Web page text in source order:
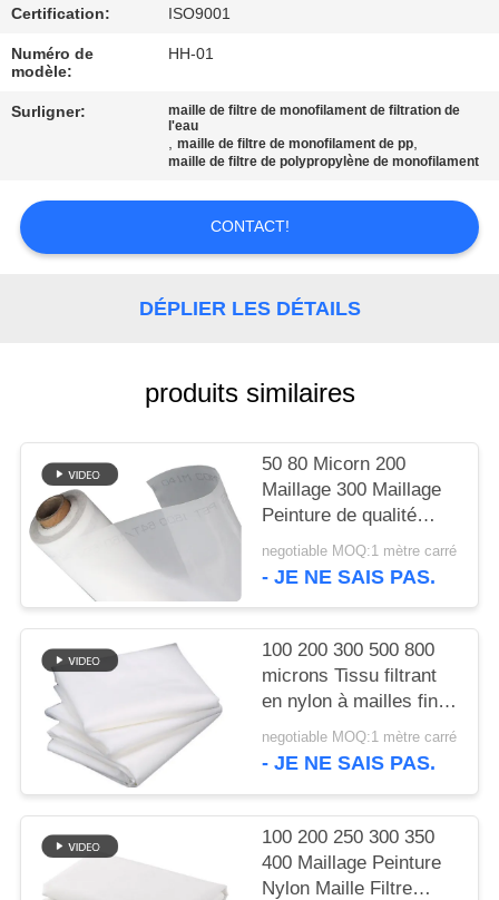
CONTACTEZ-
NOUS
NOUVELLES
DEMANDEZ
UNE
CITATION
SITE
PRIVACY
POLICY
Certification: ISO9001
Numéro de
modèle:
HH-01
Surligner:
maille de filtre de monofilament de filtration de
l'eau
,maille de filtre de monofilament de pp,
maille de filtre de polypropylène de monofilament
CONTACT!
DÉPLIER LES DÉTAILS
produits similaires
50 80 Micorn 200
Maillage 300 Maillage
Peinture de qualité
alimentaire Filtre en
nylon Maillage tissé
negotiable MOQ:1 mètre carré
- JE NE SAIS PAS.
100 200 300 500 800
microns Tissu filtrant
en nylon à mailles fines
pour lait, jus, infusion à
froid, qualité
negotiable MOQ:1 mètre carré
- JE NE SAIS PAS.
100 200 250 300 350
400 Maillage Peinture
Nylon Maille Filtre